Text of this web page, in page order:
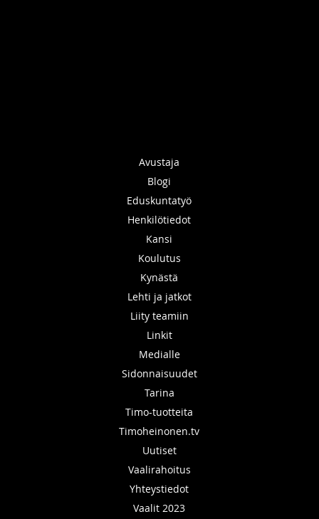
Avustaja
Blogi
Eduskuntatyö
Henkilötiedot
Kansi
Koulutus
Kynästä
Lehti ja jatkot
Liity teamiin
Linkit
Medialle
Sidonnaisuudet
Tarina
Timo-tuotteita
Timoheinonen.tv
Uutiset
Vaalirahoitus
Yhteystiedot
Vaalit 2023